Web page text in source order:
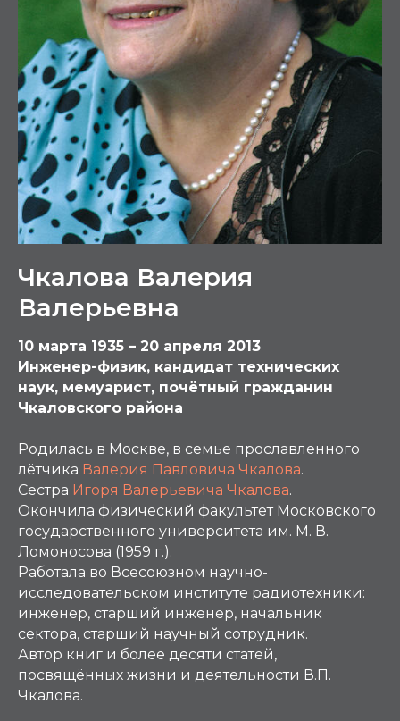
Чкалова Валерия
Валерьевна
10 марта 1935 – 20 апреля 2013
Инженер-физик, кандидат технических
наук, мемуарист, почётный гражданин
Чкаловского района
Родилась в Москве, в семье прославленного
лётчика Валерия Павловича Чкалова.
Сестра Игоря Валерьевича Чкалова.
Окончила физический факультет Московского
государственного университета им. М. В.
Ломоносова (1959 г.).
Работала во Всесоюзном научно-
исследовательском институте радиотехники:
инженер, старший инженер, начальник
сектора, старший научный сотрудник.
Автор книг и более десяти статей,
посвящённых жизни и деятельности В.П.
Чкалова.